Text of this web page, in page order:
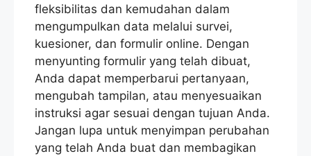
fleksibilitas dan kemudahan dalam
mengumpulkan data melalui survei,
kuesioner, dan formulir online. Dengan
menyunting formulir yang telah dibuat,
Anda dapat memperbarui pertanyaan,
mengubah tampilan, atau menyesuaikan
instruksi agar sesuai dengan tujuan Anda.
Jangan lupa untuk menyimpan perubahan
yang telah Anda buat dan membagikan